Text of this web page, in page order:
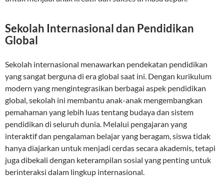
Sekolah Internasional dan Pendidikan
Global
Sekolah internasional menawarkan pendekatan pendidikan
yang sangat berguna di era global saat ini. Dengan kurikulum
modern yang mengintegrasikan berbagai aspek pendidikan
global, sekolah ini membantu anak-anak mengembangkan
pemahaman yang lebih luas tentang budaya dan sistem
pendidikan di seluruh dunia. Melalui pengajaran yang
interaktif dan pengalaman belajar yang beragam, siswa tidak
hanya diajarkan untuk menjadi cerdas secara akademis, tetapi
juga dibekali dengan keterampilan sosial yang penting untuk
berinteraksi dalam lingkup internasional.